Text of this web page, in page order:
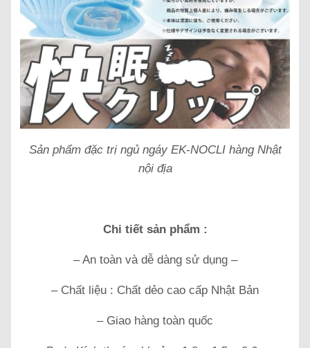
Sản phẩm đặc trị ngủ ngáy EK-NOCLI hàng Nhật
nội địa
Chi tiết sản phẩm :
– An toàn và dễ dàng sử dụng –
– Chất liệu : Chất dẻo cao cấp Nhật Bản
– Giao hàng toàn quốc